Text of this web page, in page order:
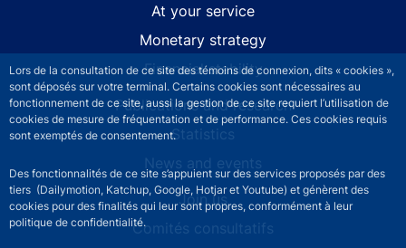
Lors de la consultation de ce site des témoins de connexion, dits « cookies »,
sont déposés sur votre terminal. Certains cookies sont nécessaires au
fonctionnement de ce site, aussi la gestion de ce site requiert l’utilisation de
cookies de mesure de fréquentation et de performance. Ces cookies requis
sont exemptés de consentement.
Des fonctionnalités de ce site s’appuient sur des services proposés par des
tiers (Dailymotion, Katchup, Google, Hotjar et Youtube) et génèrent des
cookies pour des finalités qui leur sont propres, conformément à leur
politique de confidentialité.
At your service
Monetary strategy
Financial stability
Publications and research
Statistics
News and events
Join us
Comités consultatifs